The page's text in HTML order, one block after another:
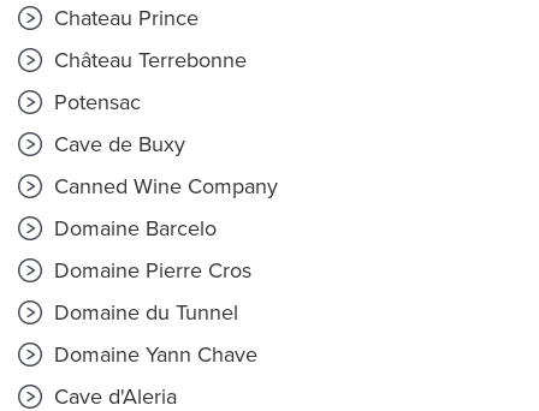
Chateau Prince
Château Terrebonne
Potensac
Cave de Buxy
Canned Wine Company
Domaine Barcelo
Domaine Pierre Cros
Domaine du Tunnel
Domaine Yann Chave
Cave d'Aleria